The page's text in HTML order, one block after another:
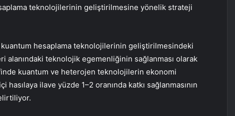
teknolojilerinin geliştirilmesine yönelik strateji
kuantum hesaplama teknolojilerinin geliştirilmesindeki
teknolojik egemenliğinin sağlanması olarak
kuantum ve heterojen teknolojilerin ekonomi
ilave yüzde 1–2 oranında katkı sağlanmasının